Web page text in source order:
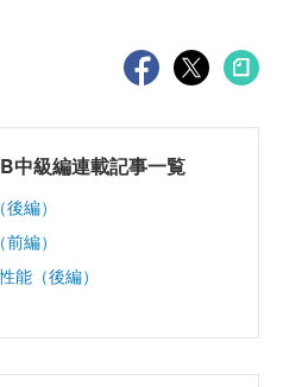
中級編連載記事一覧
編）
編）
能（後編）